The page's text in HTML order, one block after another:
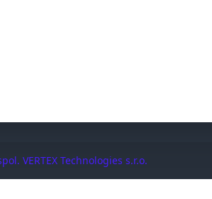
VERTEX Technologies s.r.o.